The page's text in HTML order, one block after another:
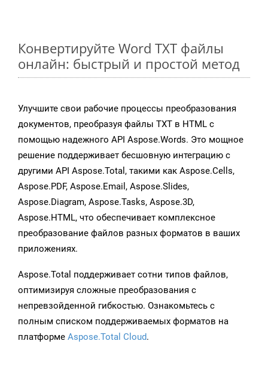
Конвертируйте Word TXT файлы
онлайн: быстрый и простой метод
Улучшите свои рабочие процессы преобразования
документов, преобразуя файлы TXT в HTML с
помощью надежного API Aspose.Words. Это мощное
решение поддерживает бесшовную интеграцию с
другими API Aspose.Total, такими как Aspose.Cells,
Aspose.PDF, Aspose.Email, Aspose.Slides,
Aspose.Diagram, Aspose.Tasks, Aspose.3D,
Aspose.HTML, что обеспечивает комплексное
преобразование файлов разных форматов в ваших
приложениях.
Aspose.Total поддерживает сотни типов файлов,
оптимизируя сложные преобразования с
непревзойденной гибкостью. Ознакомьтесь с
полным списком поддерживаемых форматов на
платформе Aspose.Total Cloud.